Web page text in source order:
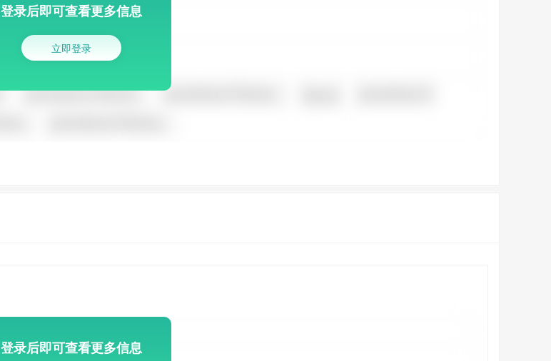
登录后即可查看更多信息
立即登录
登录后即可查看更多信息